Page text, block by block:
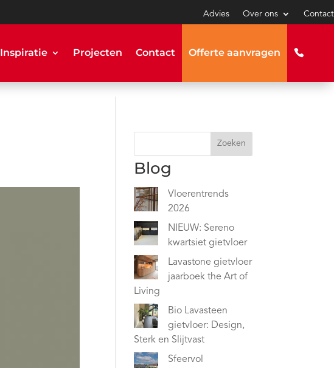
Advies Over ons Contact
Inspiratie Projecten Contact Offerte aanvragen
Zoeken
Blog
Vloerentrends
2026
NIEUW: Sereno
kwartsiet gietvloer
Lavastone gietvloer
jaarboek the Art of
Living
Bio Lavasteen
gietvloer: Design,
Sterk en Slijtvast
Sfeervol